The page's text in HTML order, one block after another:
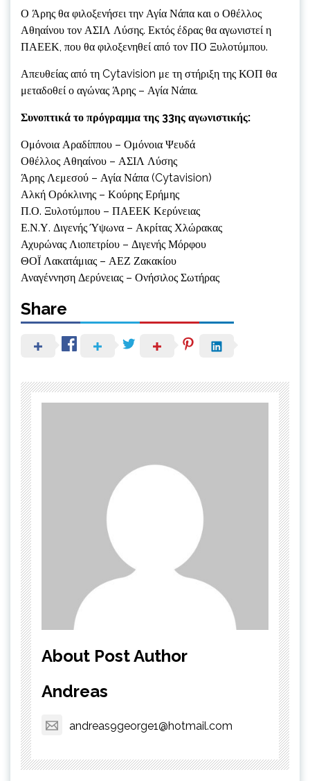
Ο Άρης θα φιλοξενήσει την Αγία Νάπα και ο Οθέλλος
Αθηαίνου τον ΑΣΙΛ Λύσης. Εκτός έδρας θα αγωνιστεί η
ΠΑΕΕΚ, που θα φιλοξενηθεί από τον ΠΟ Ξυλοτύμπου.
Απευθείας από τη Cytavision με τη στήριξη της ΚΟΠ θα
μεταδοθεί ο αγώνας Άρης – Αγία Νάπα.
Συνοπτικά το πρόγραμμα της 33ης αγωνιστικής:
Ομόνοια Αραδίππου – Ομόνοια Ψευδά
Οθέλλος Αθηαίνου – ΑΣΙΛ Λύσης
Άρης Λεμεσού – Αγία Νάπα (Cytavision)
Αλκή Ορόκλινης – Κούρης Ερήμης
Π.Ο. Ξυλοτύμπου – ΠΑΕΕΚ Κερύνειας
Ε.Ν.Υ. Διγενής Ύψωνα – Ακρίτας Χλώρακας
Αχυρώνας Λιοπετρίου – Διγενής Μόρφου
ΘΟΪ Λακατάμιας – ΑΕΖ Ζακακίου
Αναγέννηση Δερύνειας – Ονήσιλος Σωτήρας
Share
About Post Author
Andreas
andreas9george1@hotmail.com